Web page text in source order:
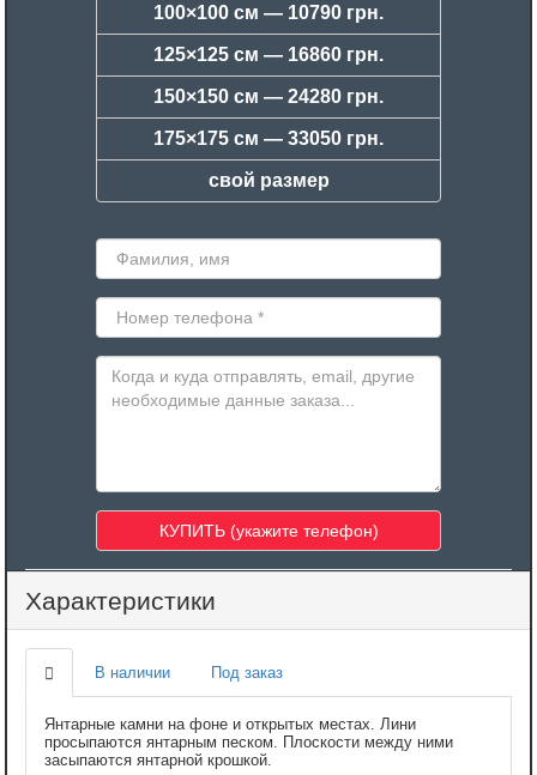
100×100 см — 10790 грн.
125×125 см — 16860 грн.
150×150 см — 24280 грн.
175×175 см — 33050 грн.
свой размер
Характеристики
В наличии Под заказ
Янтарные камни на фоне и открытых местах. Лини
просыпаются янтарным песком. Плоскости между ними
засыпаются янтарной крошкой.